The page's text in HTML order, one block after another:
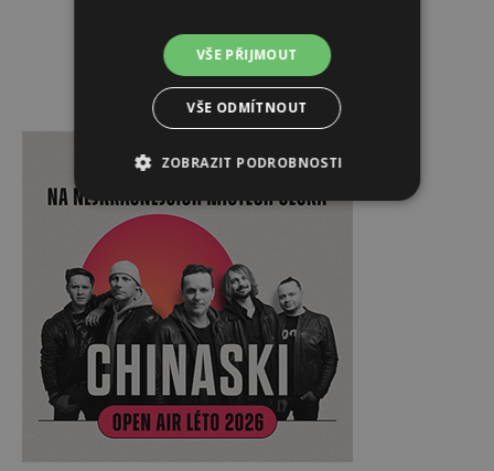
VŠE PŘIJMOUT
VŠE ODMÍTNOUT
ZOBRAZIT PODROBNOSTI